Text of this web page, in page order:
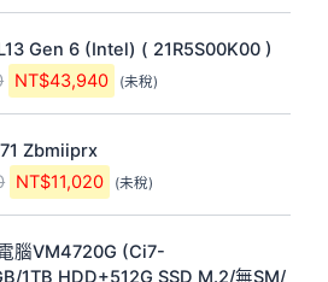
$
1
7
0
6
0
。
$
4
,
7
0
。
格
：
N
T
$
1
5
5
6
0
格
：
N
$
4
1
0
0
Gen 6 (Intel) ( 21R5S00K00 )
原
始
價
格
：
N
T
$
5
8
NT$43,940
目
前
價
格
T
$
4
3
(未稅)
Zbmiiprx
原
始
價
格
：
N
NT$11,020
前
價
格
：
N
(未稅)
腦VM4720G (Ci7-
1TB HDD+512G SSD M.2/無SM/
原
始
目
前